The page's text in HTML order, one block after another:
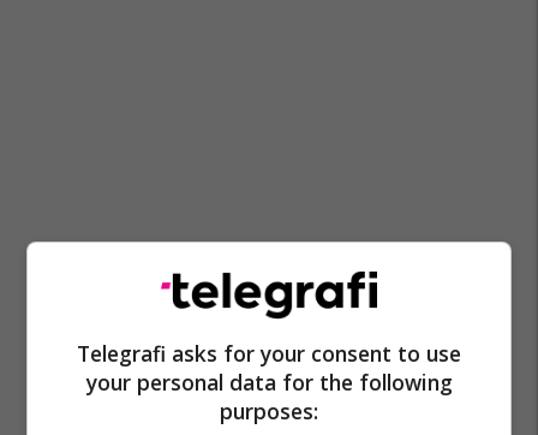
Telegrafi asks for your consent to use
your personal data for the following
purposes: